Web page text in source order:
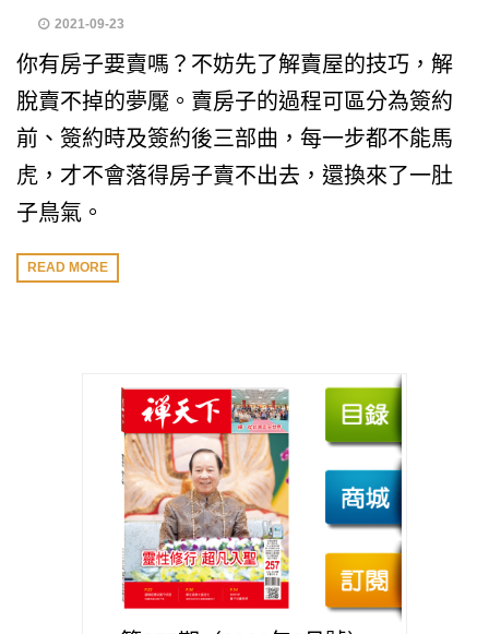
2021-09-23
你有房子要賣嗎？不妨先了解賣屋的技巧，解
脫賣不掉的夢魘。賣房子的過程可區分為簽約
前、簽約時及簽約後三部曲，每一步都不能馬
虎，才不會落得房子賣不出去，還換來了一肚
子鳥氣。
READ MORE